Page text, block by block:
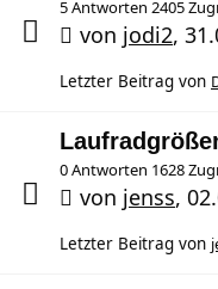
5 Antworten 2405
von jodi2,
Letzter Beitrag von
0 Antworten 1628
von jenss,
Letzter Beitrag von